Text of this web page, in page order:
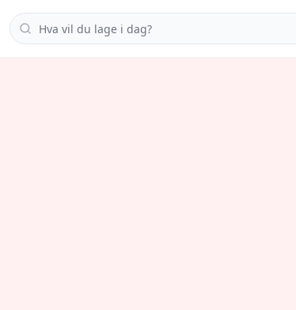
Søk i oppskrifter